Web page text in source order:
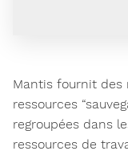
Mantis fournit des
ressources
regroupées dans
ressources de